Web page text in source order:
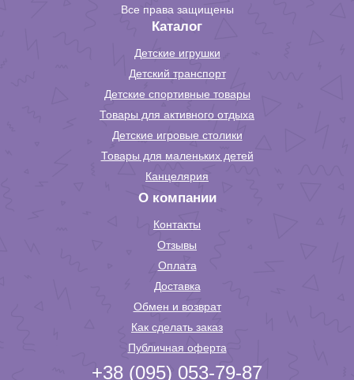
Все права защищены
Каталог
Детские игрушки
Детский транспорт
Детские спортивные товары
Товары для активного отдыха
Детские игровые столики
Товары для маленьких детей
Канцелярия
О компании
Контакты
Отзывы
Оплата
Доставка
Обмен и возврат
Как сделать заказ
Публичная оферта
+38 (095) 053-79-87